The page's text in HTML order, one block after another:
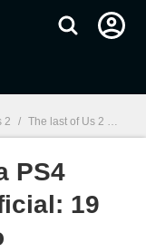
2 / The last of Us 2 para PS4 tiene nueva fecha oficial: 19 de junio de este año
PS4
19